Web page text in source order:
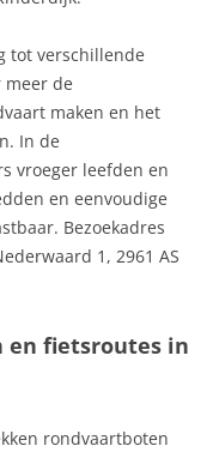
tot verschillende
meer de
maken en het
In de
vroeger leefden en
en eenvoudige
Bezoekadres
1, 2961 AS
en fietsroutes in
rondvaartboten